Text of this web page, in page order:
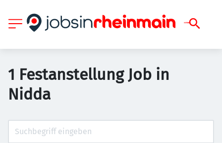
1 Festanstellung Job in
Nidda